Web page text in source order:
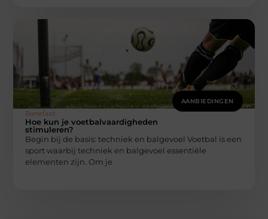
AANBIEDINGEN
Bonefast
Hoe kun je voetbalvaardigheden
stimuleren?
Begin bij de basis: techniek en balgevoel Voetbal is een
sport waarbij techniek en balgevoel essentiële
elementen zijn. Om je